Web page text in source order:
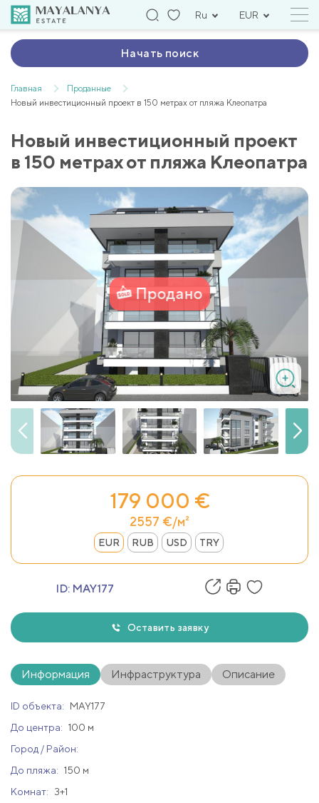
Ru EUR
Начать поиск
Главная
Проданные
Новый инвестиционный проект в 150 метрах от пляжа Клеопатра
Новый инвестиционный проект
в 150 метрах от пляжа Клеопатра
Продано
179 000 €
2557 €/м²
EUR RUB USD TRY
ID: MAY177
Оставить заявку
Информация Инфраструктура Описание
ID объекта:
MAY177
До центра: 100 м
Город / Район:
До пляжа: 150 м
Комнат:
3+1